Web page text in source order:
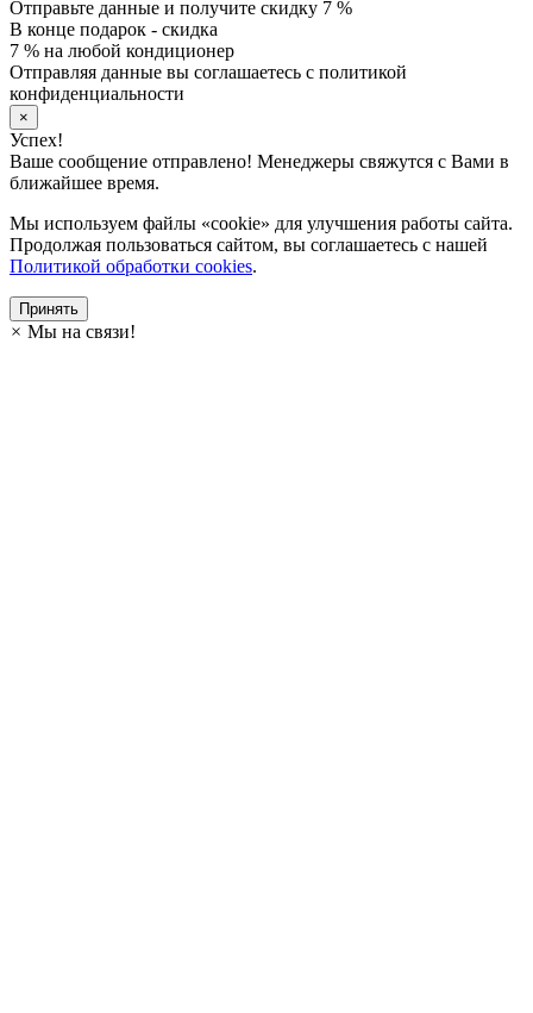
Отправьте данные и получите скидку 7 %
В конце подарок - скидка
7 % на любой кондиционер
Отправляя данные вы соглашаетесь с политикой
конфиденциальности
×
Успех!
Ваше сообщение отправлено! Менеджеры свяжутся с Вами в
ближайшее время.
Мы используем файлы «cookie» для улучшения работы сайта.
Продолжая пользоваться сайтом, вы соглашаетесь с нашей
Политикой обработки cookies.
Принять
× Мы на связи!